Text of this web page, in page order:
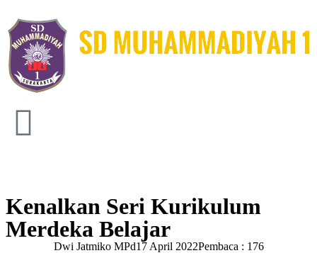
Kenalkan Seri Kurikulum
Merdeka Belajar
Dwi Jatmiko MPd17 April 2022Pembaca : 176